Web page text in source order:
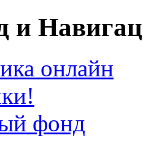
и
онлайн
фонд